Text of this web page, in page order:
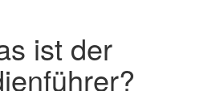
ist der